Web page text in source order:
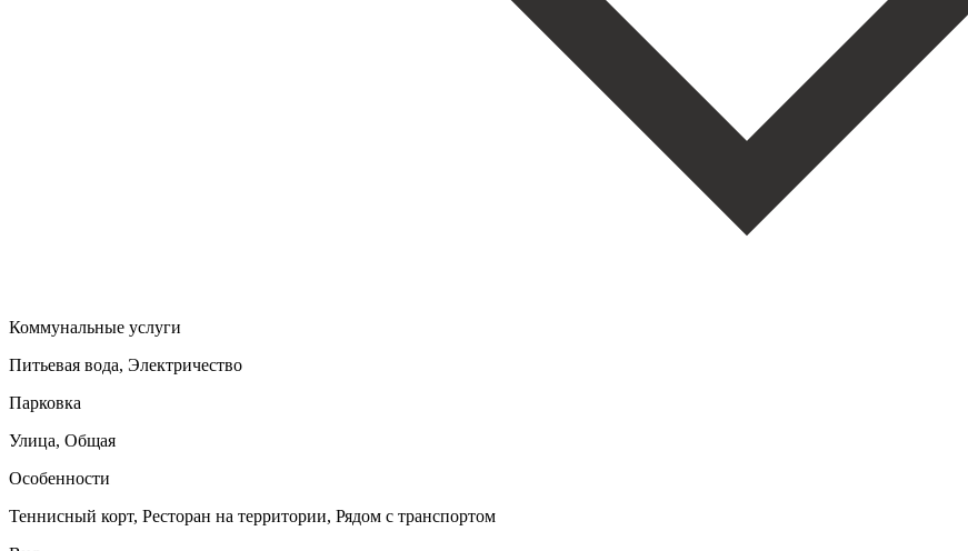
Коммунальные услуги
Питьевая вода, Электричество
Парковка
Улица, Общая
Особенности
Теннисный корт, Ресторан на территории, Рядом с транспортом